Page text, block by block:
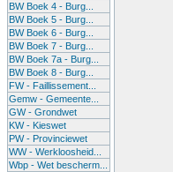
BW Boek 4 - Burg...
BW Boek 5 - Burg...
BW Boek 6 - Burg...
BW Boek 7 - Burg...
BW Boek 7a - Burg...
BW Boek 8 - Burg...
FW - Faillissement...
Gemw - Gemeente...
GW - Grondwet
KW - Kieswet
PW - Provinciewet
WW - Werkloosheid...
Wbp - Wet bescherm...